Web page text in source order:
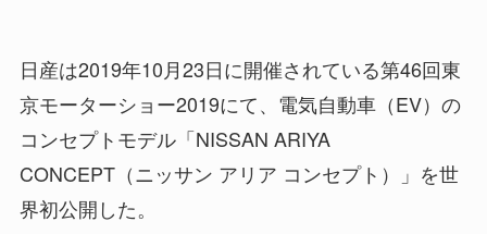
日産は2019年10月23日に開催されている第46回東
京モーターショー2019にて、電気自動車（EV）の
コンセプトモデル「NISSAN ARIYA
CONCEPT（ニッサン アリア コンセプト）」を世
界初公開した。